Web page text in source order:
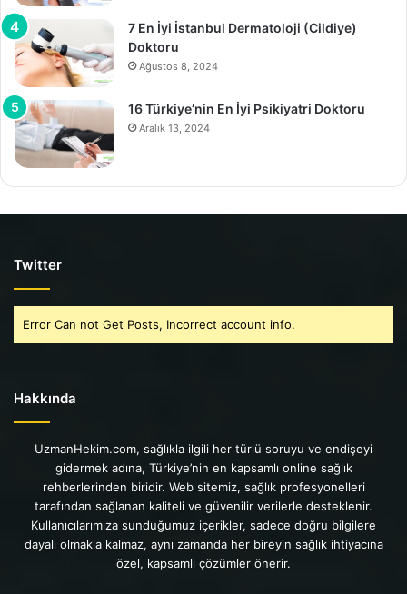
7 En İyi İstanbul Dermatoloji (Cildiye)
Doktoru
Ağustos 8, 2024
16 Türkiye’nin En İyi Psikiyatri Doktoru
Aralık 13, 2024
Twitter
Error Can not Get Posts, Incorrect account info.
Hakkında
UzmanHekim.com, sağlıkla ilgili her türlü soruyu ve endişeyi
gidermek adına, Türkiye’nin en kapsamlı online sağlık
rehberlerinden biridir. Web sitemiz, sağlık profesyonelleri
tarafından sağlanan kaliteli ve güvenilir verilerle desteklenir.
Kullanıcılarımıza sunduğumuz içerikler, sadece doğru bilgilere
dayalı olmakla kalmaz, aynı zamanda her bireyin sağlık ihtiyacına
özel, kapsamlı çözümler önerir.